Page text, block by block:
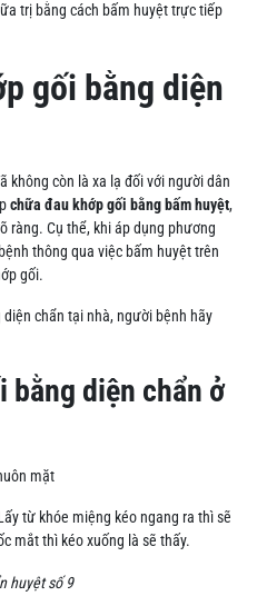
trị bằng cách bấm huyệt trực tiếp
gối bằng diện
không còn là xa lạ đối với người dân
chữa đau khớp gối bằng bấm huyệt,
ràng. Cụ thể, khi áp dụng phương
thông qua việc bấm huyệt trên
gối.
chẩn tại nhà, người bệnh hãy
bằng diện chẩn ở
mặt
từ khóe miệng kéo ngang ra thì sẽ
mắt thì kéo xuống là sẽ thấy.